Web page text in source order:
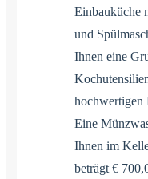
Einbauküche
und
Ihnen eine
hochwertigen
Eine
Ihnen im
beträgt €